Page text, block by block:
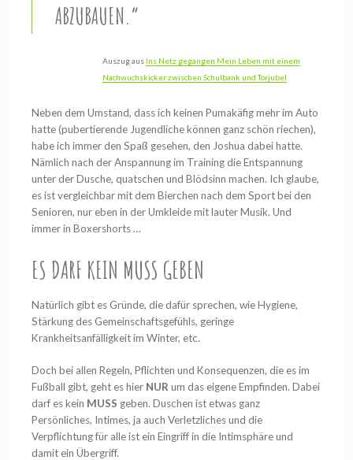
BZUBAUEN.“
Auszug aus Ins Netz gegangen Mein Leben mit einem
Nachwuchskicker zwischen Schulbank und Torjubel
Neben dem Umstand, dass ich keinen Pumakäfig mehr im Auto
hatte (pubertierende Jugendliche können ganz schön riechen),
habe ich immer den Spaß gesehen, den Joshua dabei hatte.
Nämlich nach der Anspannung im Training die Entspannung
unter der Dusche, quatschen und Blödsinn machen. Ich glaube,
es ist vergleichbar mit dem Bierchen nach dem Sport bei den
Senioren, nur eben in der Umkleide mit lauter Musik. Und
immer in Boxershorts …
ES DARF KEIN MUSS GEBEN
Natürlich gibt es Gründe, die dafür sprechen, wie Hygiene,
Stärkung des Gemeinschaftsgefühls, geringe
Krankheitsanfälligkeit im Winter, etc.
Doch bei allen Regeln, Pflichten und Konsequenzen, die es im
Fußball gibt, geht es hier NUR um das eigene Empfinden. Dabei
darf es kein MUSS geben. Duschen ist etwas ganz
Persönliches, Intimes, ja auch Verletzliches und die
Verpflichtung für alle ist ein Eingriff in die Intimsphäre und
damit ein Übergriff.